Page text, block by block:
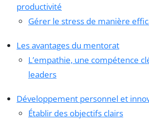
productivité
Gérer le stress de manière
Les avantages du mentorat
L’empathie, une compétence
leaders
Développement personnel et
Établir des objectifs clairs